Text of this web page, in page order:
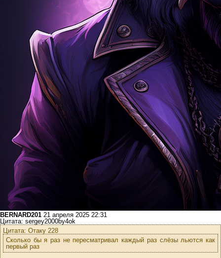
BERNARD201 21 апреля 2025 22:31
Цитата: sergey2000by4ok
Цитата: Отаку 228
Сколько бы я раз не пересматривал каждый раз слёзы льются как
первый раз